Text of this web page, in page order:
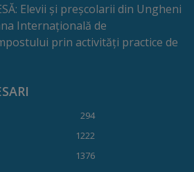
Elevii și preșcolarii din Ungheni
Internațională de
prin activități practice de
294
1222
1376